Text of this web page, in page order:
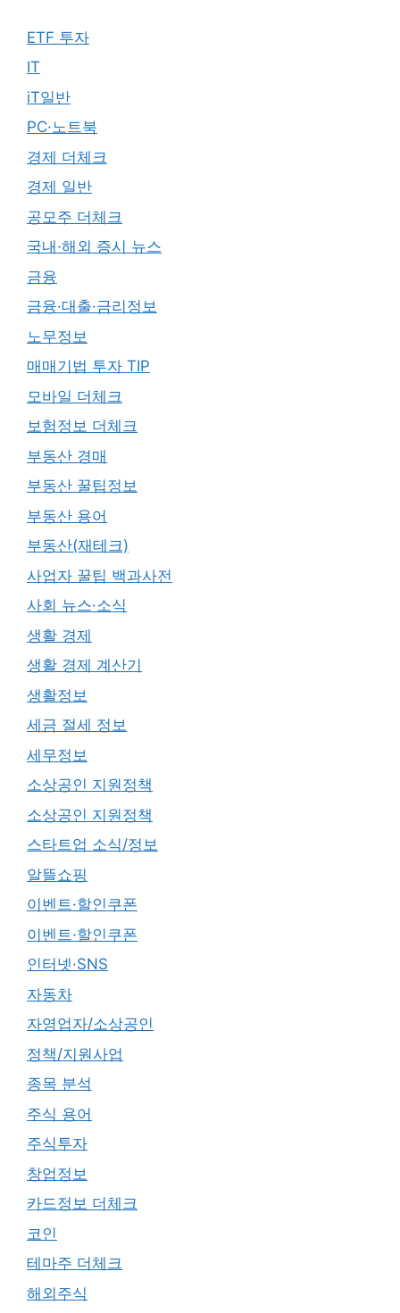
ETF 투자
IT
iT일반
PC·노트북
경제 더체크
경제 일반
공모주 더체크
국내·해외 증시 뉴스
금융
금융·대출·금리정보
노무정보
매매기법 투자 TIP
모바일 더체크
보험정보 더체크
부동산 경매
부동산 꿀팁정보
부동산 용어
부동산(재테크)
사업자 꿀팁 백과사전
사회 뉴스·소식
생활 경제
생활 경제 계산기
생활정보
세금 절세 정보
세무정보
소상공인 지원정책
소상공인 지원정책
스타트업 소식/정보
알뜰쇼핑
이벤트·할인쿠폰
이벤트·할인쿠폰
인터넷·SNS
자동차
자영업자/소상공인
정책/지원사업
종목 분석
주식 용어
주식투자
창업정보
카드정보 더체크
코인
테마주 더체크
해외주식